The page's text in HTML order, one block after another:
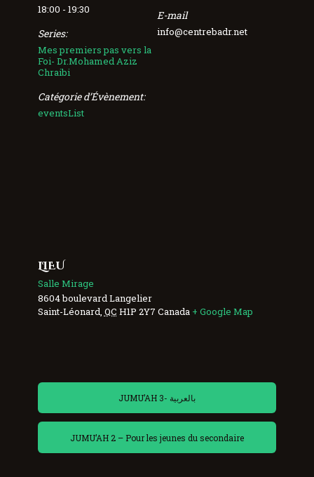
18:00 - 19:30
Series:
Mes premiers pas vers la
Foi- Dr.Mohamed Aziz
Chraibi
Catégorie d’Évènement:
eventsList
E-mail
info@centrebadr.net
LIEU
Salle Mirage
8604 boulevard Langelier
Saint-Léonard QC H1P 2Y7 Canada + Google Map
JUMU’AH 3- بالعربية
JUMU’AH 2 – Pour les jeunes du secondaire